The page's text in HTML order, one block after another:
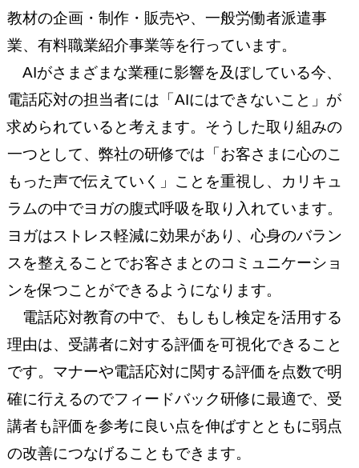
教材の企画・制作・販売や、一般労働者派遣事
業、有料職業紹介事業等を行っています。
AIがさまざまな業種に影響を及ぼしている今、
電話応対の担当者には「AIにはできないこと」が
求められていると考えます。そうした取り組みの
一つとして、弊社の研修では「お客さまに心のこ
もった声で伝えていく」ことを重視し、カリキュ
ラムの中でヨガの腹式呼吸を取り入れています。
ヨガはストレス軽減に効果があり、心身のバラン
スを整えることでお客さまとのコミュニケーショ
ンを保つことができるようになります。
電話応対教育の中で、もしもし検定を活用する
理由は、受講者に対する評価を可視化できること
です。マナーや電話応対に関する評価を点数で明
確に行えるのでフィードバック研修に最適で、受
講者も評価を参考に良い点を伸ばすとともに弱点
の改善につなげることもできます。